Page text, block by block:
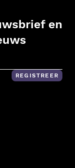
en
REGISTREER